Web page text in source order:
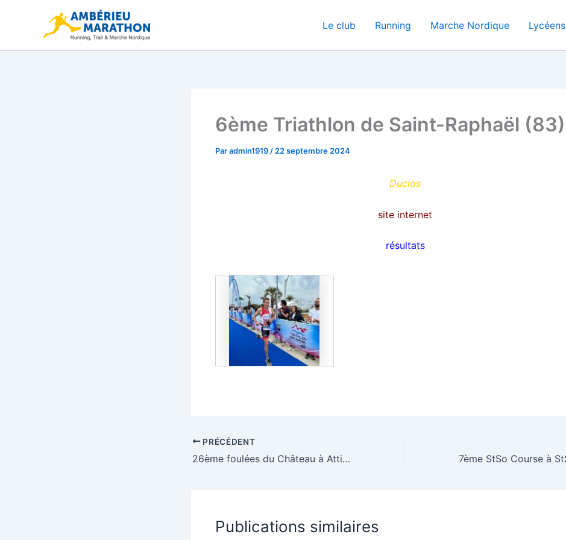
Le club Running Marche Nordique Lycéens
6ème Triathlon de Saint-Raphaël (83)
Paradmin1919 / 22 septembre 2024
Duclos
site internet
résultats
PRÉCÉDENT
26ème foulées du Château à Attignat
Publications similaires